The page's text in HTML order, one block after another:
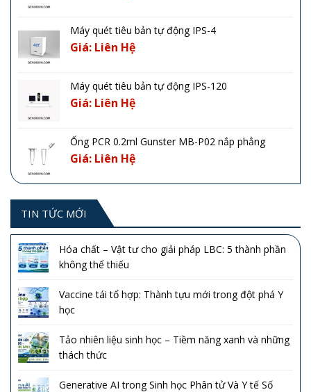
Máy quét tiêu bản tự động IPS-4
Giá: Liên Hệ
Máy quét tiêu bản tự động IPS-120
Giá: Liên Hệ
Ống PCR 0.2ml Gunster MB-P02 nắp phẳng
Giá: Liên Hệ
TIN TỨC MỚI
Hóa chất – Vật tư cho giải pháp LBC: 5 thành phần
không thể thiếu
Vaccine tái tổ hợp: Thành tựu mới trong đột phá Y
học
Tảo nhiên liệu sinh học – Tiềm năng xanh và những
thách thức
Generative AI trong Sinh học Phân tử Và Y tế Số